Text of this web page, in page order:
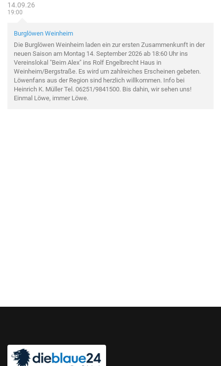
14.09.26
19:00
Burglöwen Weinheim
Die Burglöwen Weinheim laden ein zur ersten Zusammenkunft in der
neuen Saison am Montag 14. September 2026 ab 18:60 Uhr ins
Vereinslokal "Beim Alex" ins Rolf Engelbrecht Haus in
Weinheim/Bergstraße. Es wird um zahlreiches Erscheinen gebeten.
Löwenfans aus der Region sind herzlich willkommen. Info bei
Heinrich K. Müller Tel. 06251/9841500. Bis dahin, wir sehen uns!
Einmal Löwe, immer Löwe.